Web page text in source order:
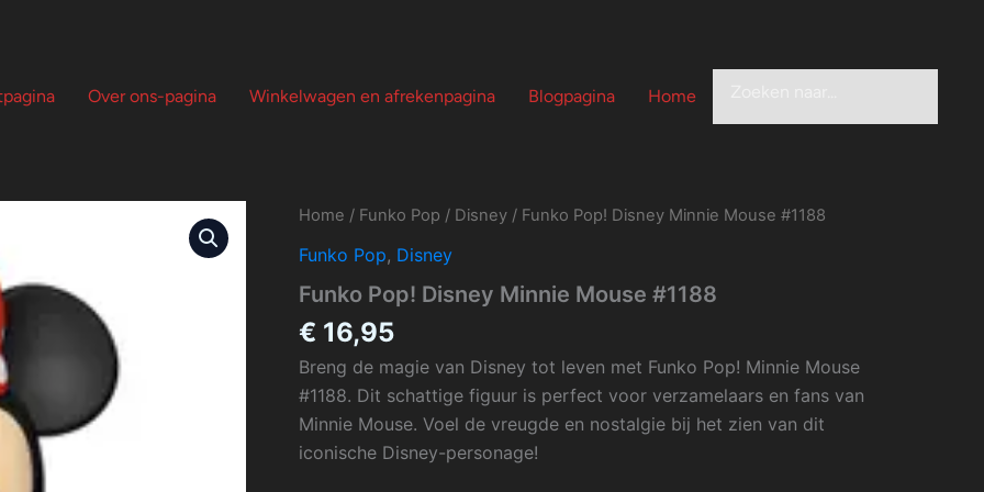
Over ons-pagina Winkelwagen en afrekenpagina Blogpagina Home
Home / Funko Pop / Disney / Funko Pop! Disney Minnie Mouse #1188
Funko Pop, Disney
Funko Pop! Disney Minnie Mouse #1188
€ 16,95
Breng de magie van Disney tot leven met Funko Pop! Minnie Mouse
#1188. Dit schattige figuur is perfect voor verzamelaars en fans van
Minnie Mouse. Voel de vreugde en nostalgie bij het zien van dit
iconische Disney-personage!